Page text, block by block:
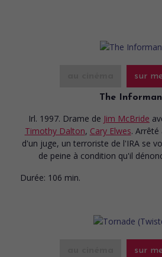
sur
The
Irl. 1997. Drame de Jim McBride
Timothy Dalton, Cary Elwes.
d'un juge, un terroriste de l'IRA se
de peine à condition qu'il
Durée: 106 min.
sur